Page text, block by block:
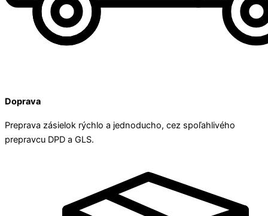
Doprava
Preprava zásielok rýchlo a jednoducho, cez spoľahlivého
prepravcu DPD a GLS.